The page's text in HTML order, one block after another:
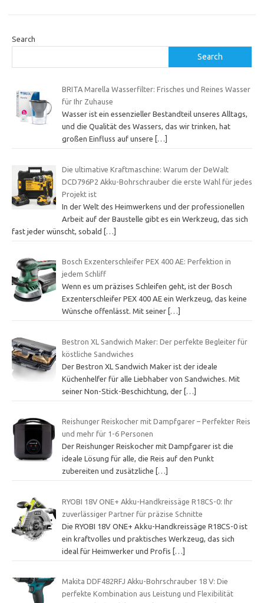
Search
Search
BRITA Marella Wasserfilter: Frisches und Reines Wasser
für Ihr Zuhause
Wasser ist ein essenzieller Bestandteil unseres Alltags,
und die Qualität des Wassers, das wir trinken, hat
großen Einfluss auf unsere
[…]
Die ultimative Kraftmaschine: Warum der DeWalt
DCD796P2 Akku-Bohrschrauber die erste Wahl für jedes
Projekt ist
In der Welt des Heimwerkens und der professionellen
Arbeit auf der Baustelle gibt es ein Werkzeug, das sich
fast jeder wünscht, sobald […]
Bosch Exzenterschleifer PEX 400 AE: Perfektion in
jedem Schliff
Wenn es um präzises Schleifen geht, ist der Bosch
Exzenterschleifer PEX 400 AE ein Werkzeug, das keine
Wünsche offenlässt. Mit seiner […]
Bestron XL Sandwich Maker: Der perfekte Begleiter für
köstliche Sandwiches
Der Bestron XL Sandwich Maker ist der ideale
Küchenhelfer für alle Liebhaber von Sandwiches. Mit
seiner Non-Stick-Beschichtung, der […]
Reishunger Reiskocher mit Dampfgarer – Perfekter Reis
und mehr für 1-6 Personen
Der Reishunger Reiskocher mit Dampfgarer ist die
ideale Lösung für alle, die Reis auf den Punkt
zubereiten und zusätzliche
[…]
RYOBI 18V ONE+ Akku-Handkreissäge R18CS-0: Ihr
zuverlässiger Partner für präzise Schnitte
Die RYOBI 18V ONE+ Akku-Handkreissäge R18CS-0 ist
ein kraftvolles und praktisches Werkzeug, das sich
ideal für Heimwerker und Profis […]
Makita DDF482RFJ Akku-Bohrschrauber 18 V: Die
perfekte Kombination aus Leistung und Flexibilität